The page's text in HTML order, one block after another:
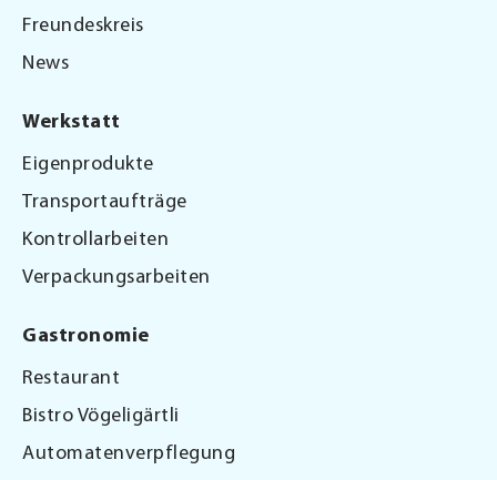
Freundeskreis
News
Werkstatt
Eigenprodukte
Transportaufträge
Kontrollarbeiten
Verpackungsarbeiten
Gastronomie
Restaurant
Bistro Vögeligärtli
Automatenverpflegung